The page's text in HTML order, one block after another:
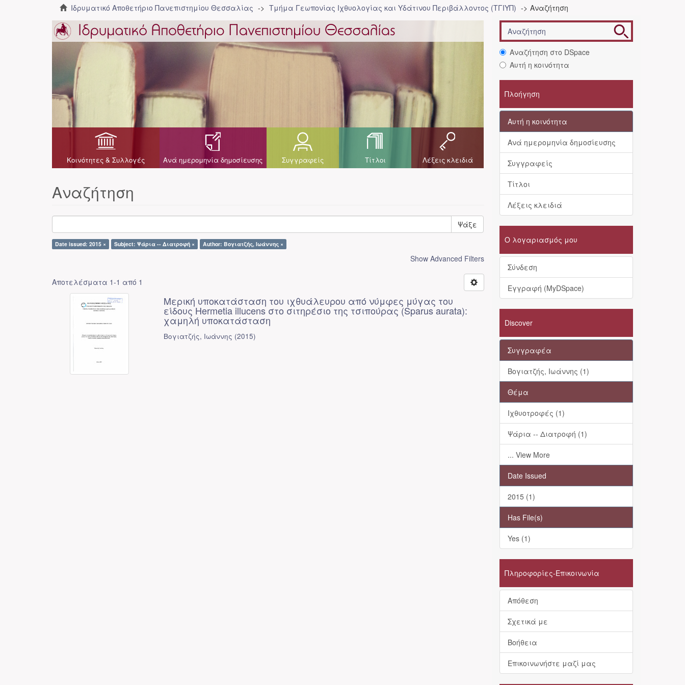
Ιδρυματικό Αποθετήριο Πανεπιστημίου Θεσσαλίας Τμήμα Γεωπονίας Ιχθυολογίας και Υδάτινου Περιβάλλοντος (ΤΓΙΥΠ) Αναζήτηση
Κοινότητες & Συλλογές Ανά ημερομηνία δημοσίευσης Συγγραφείς Τίτλοι Λέξεις κλειδιά
Αναζήτηση
Ψάξε
Date issued: 2015 × Subject: Ψάρια -- Διατροφή × Author: Βογιατζής, Ιωάννης ×
Show Advanced Filters
Αποτελέσματα 1-1 από 1
Μερική υποκατάσταση του ιχθυάλευρου από νύμφες μύγας του
είδους Hermetia illucens στο σιτηρέσιο της τσιπούρας (Sparus aurata):
χαμηλή υποκατάσταση
Βογιατζής, Ιωάννης (2015)
Αναζήτηση στο DSpace
Αυτή η κοινότητα
Πλοήγηση
Αυτή η κοινότητα
Ανά ημερομηνία δημοσίευσης
Συγγραφείς
Τίτλοι
Λέξεις κλειδιά
Ο λογαριασμός μου
Σύνδεση
Εγγραφή (MyDSpace)
Discover
Συγγραφέα
Βογιατζής, Ιωάννης (1)
Θέμα
Ιχθυοτροφές (1)
Ψάρια -- Διατροφή (1)
... View More
Date Issued
2015 (1)
Has File(s)
Yes (1)
Πληροφορίες-Επικοινωνία
Απόθεση
Σχετικά με
Βοήθεια
Επικοινωνήστε μαζί μας